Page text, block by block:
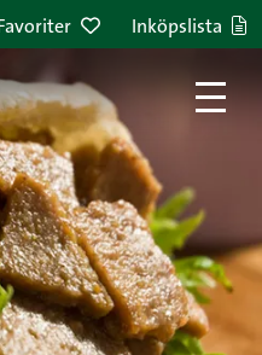
Favoriter Inköpslista